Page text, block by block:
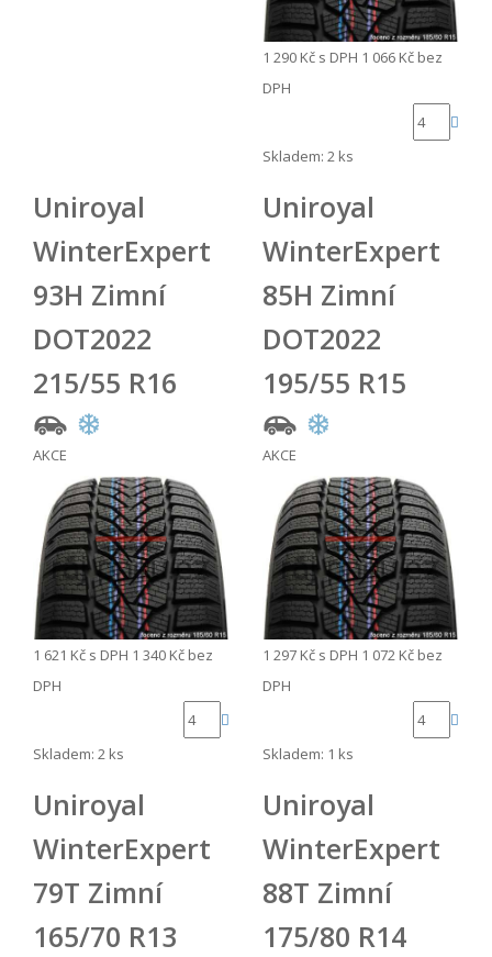
1 290 Kč s DPH 1 066 Kč bez
DPH
Skladem: 2 ks
Uniroyal
WinterExpert
93H Zimní
DOT2022
215/55 R16
AKCE
1 621 Kč s DPH 1 340 Kč bez
DPH
Skladem: 2 ks
Uniroyal
WinterExpert
85H Zimní
DOT2022
195/55 R15
AKCE
1 297 Kč s DPH 1 072 Kč bez
DPH
Skladem: 1 ks
Uniroyal
WinterExpert
79T Zimní
165/70 R13
Uniroyal
WinterExpert
88T Zimní
175/80 R14